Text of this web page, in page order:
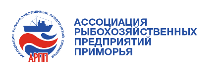
content